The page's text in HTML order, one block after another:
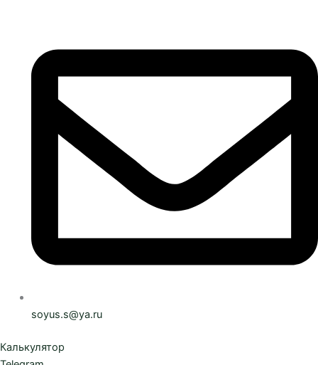
soyus.s@ya.ru
Калькулятор